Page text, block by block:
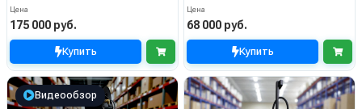
Цена
175 000 руб.
Купить
Цена
68 000 руб.
Купить
Видеообзор